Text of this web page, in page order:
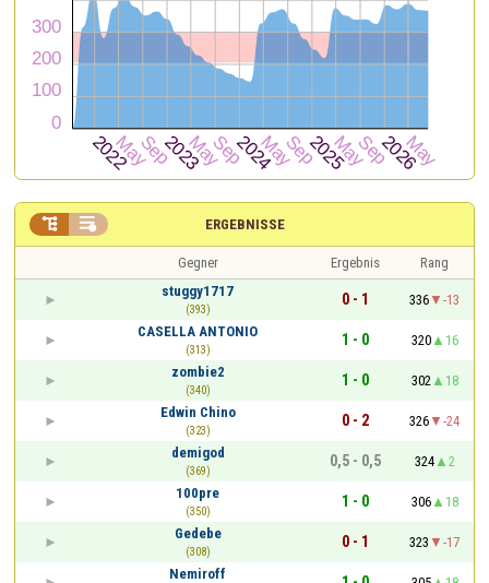
ERGEBNISSE
 
Gegner Ergebnis
Rang
stuggy1717
(393)
0 - 1 336
-13
CASELLA ANTONIO
(313)
1 - 0 320
16
zombie2
(340)
1 - 0 302
18
Edwin Chino
(323)
0 - 2 326
-24
demigod
(369)
0,5 - 0,5 324
2
100pre
(350)
1 - 0 306
18
Gedebe
(308)
0 - 1 323
-17
Nemiroff